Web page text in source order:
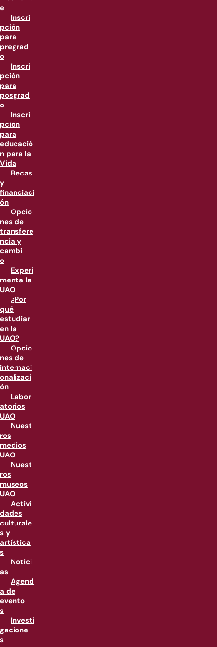
e
Inscri
pción
para
pregrad
o
Inscri
pción
para
posgrad
o
Inscri
pción
para
educació
n para la
Vida
Becas
y
financiaci
ón
Opcio
nes de
transfere
ncia y
cambi
o
Experi
menta la
UAO
¿Por
qué
estudiar
en la
UAO?
Opcio
nes de
internaci
onalizaci
ón
Labor
atorios
UAO
Nuest
ros
medios
UAO
Nuest
ros
museos
UAO
Activi
dades
culturale
s y
artística
s
Notici
as
Agend
a de
evento
s
Investi
gacione
s